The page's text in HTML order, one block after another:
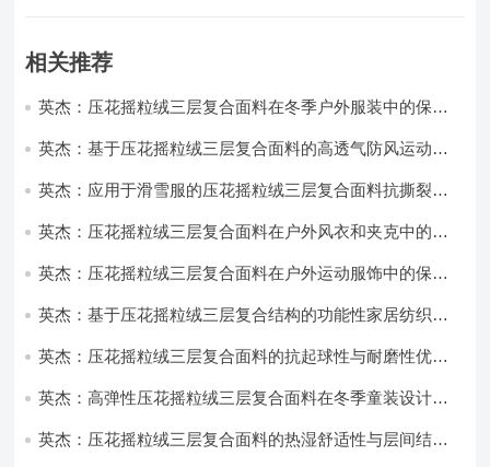
相关推荐
英杰：压花摇粒绒三层复合面料在冬季户外服装中的保暖
英杰：基于压花摇粒绒三层复合面料的高透气防风运动服
英杰：应用于滑雪服的压花摇粒绒三层复合面料抗撕裂与
英杰：压花摇粒绒三层复合面料在户外风衣和夹克中的应
英杰：压花摇粒绒三层复合面料在户外运动服饰中的保暖
英杰：基于压花摇粒绒三层复合结构的功能性家居纺织品
英杰：压花摇粒绒三层复合面料的抗起球性与耐磨性优化
英杰：高弹性压花摇粒绒三层复合面料在冬季童装设计中
英杰：压花摇粒绒三层复合面料的热湿舒适性与层间结合